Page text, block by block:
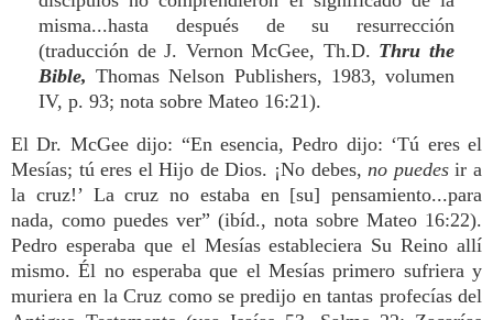
misma...hasta después de su resurrección
(traducción de J. Vernon McGee, Th.D. Thru the
Bible, Thomas Nelson Publishers, 1983, volumen
IV, p. 93; nota sobre Mateo 16:21).
El Dr. McGee dijo: “En esencia, Pedro dijo: ‘Tú eres el
Mesías; tú eres el Hijo de Dios. ¡No debes,no puedesir a
la cruz!’ La cruz no estaba en [su] pensamiento...para
nada, como puedes ver” (ibíd., nota sobre Mateo 16:22).
Pedro esperaba que el Mesías estableciera Su Reino allí
mismo. Él no esperaba que el Mesías primero sufriera y
muriera en la Cruz como se predijo en tantas profecías del